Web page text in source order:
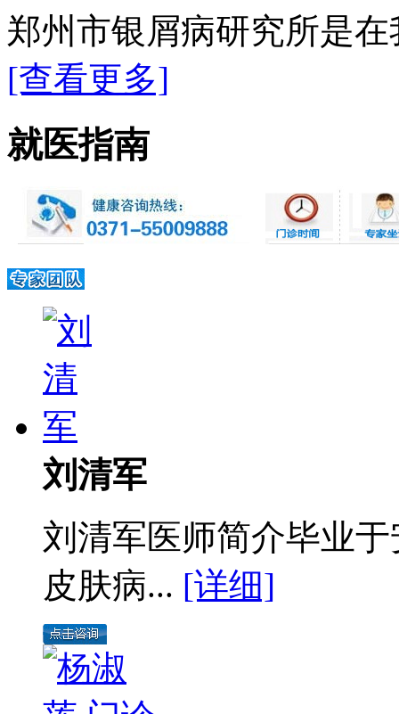
郑州市银屑病研究所是
[查看更多]
就医指南
刘清军
刘清军医师简介毕业
皮肤病... [详细]